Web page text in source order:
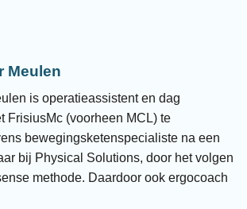
Meulen
is operatieassistent en dag
FrisiusMc (voorheen MCL) te
bewegingsketenspecialiste na een
bij Physical Solutions, door het volgen
methode. Daardoor ook ergocoach